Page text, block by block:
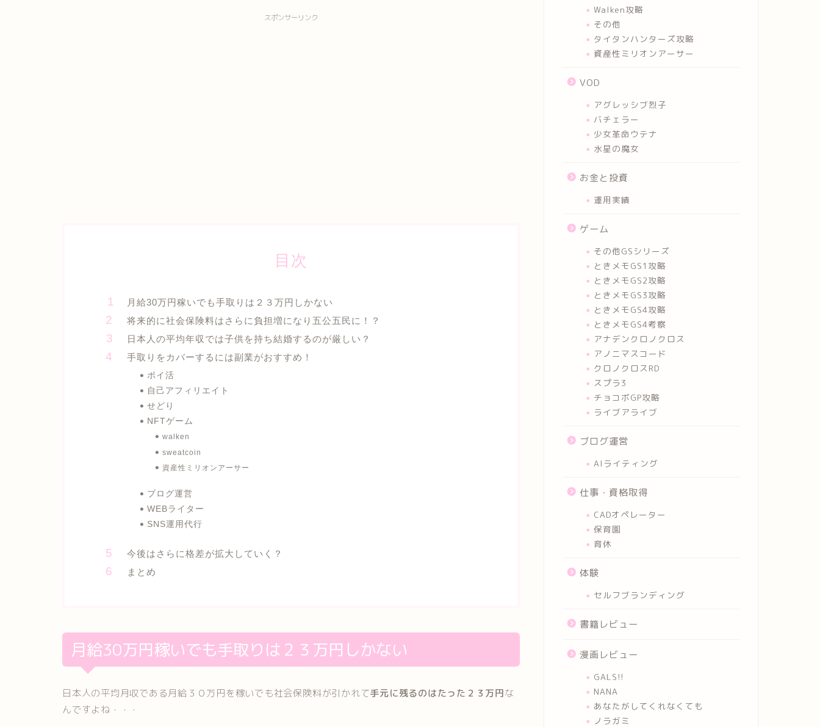
スポンサーリンク
目次
月給30万円稼いでも手取りは２３万円しかない
将来的に社会保険料はさらに負担増になり五公五民に！？
日本人の平均年収では子供を持ち結婚するのが厳しい？
手取りをカバーするには副業がおすすめ！
ポイ活
自己アフィリエイト
せどり
NFTゲーム
walken
sweatcoin
資産性ミリオンアーサー
ブログ運営
WEBライター
SNS運用代行
今後はさらに格差が拡大していく？
まとめ
月給30万円稼いでも手取りは２３万円しかない
日本人の平均月収である月給３０万円を稼いでも社会保険料が引かれて手元に残るのはたった２３万円な
んですよね・・・
Walken攻略
その他
タイタンハンターズ攻略
資産性ミリオンアーサー
VOD
アグレッシブ烈子
バチェラー
少女革命ウテナ
水星の魔女
お金と投資
運用実績
ゲーム
その他GSシリーズ
ときメモGS1攻略
ときメモGS2攻略
ときメモGS3攻略
ときメモGS4攻略
ときメモGS4考察
アナデンクロノクロス
アノニマスコード
クロノクロスRD
スプラ3
チョコボGP攻略
ライブアライブ
ブログ運営
AIライティング
仕事・資格取得
CADオペレーター
保育園
育休
体験
セルフブランディング
書籍レビュー
漫画レビュー
GALS!!
NANA
あなたがしてくれなくても
ノラガミ